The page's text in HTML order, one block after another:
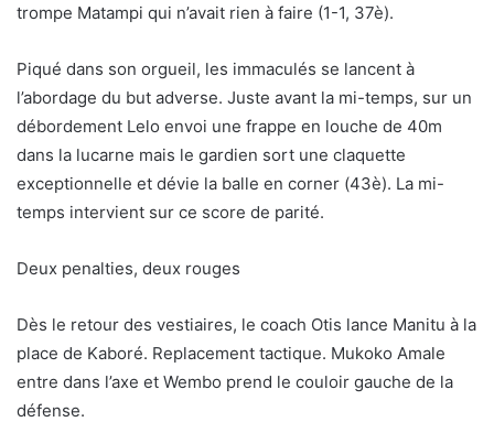
trompe Matampi qui n’avait rien à faire (1-1, 37è).
Piqué dans son orgueil, les immaculés se lancent à
l’abordage du but adverse. Juste avant la mi-temps, sur un
débordement Lelo envoi une frappe en louche de 40m
dans la lucarne mais le gardien sort une claquette
exceptionnelle et dévie la balle en corner (43è). La mi-
temps intervient sur ce score de parité.
Deux penalties, deux rouges
Dès le retour des vestiaires, le coach Otis lance Manitu à la
place de Kaboré. Replacement tactique. Mukoko Amale
entre dans l’axe et Wembo prend le couloir gauche de la
défense.